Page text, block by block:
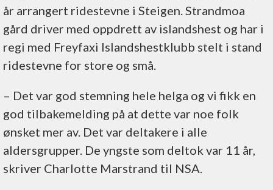
år arrangert ridestevne i Steigen. Strandmoa
gård driver med oppdrett av islandshest og har i
regi med Freyfaxi Islandshestklubb stelt i stand
ridestevne for store og små.
– Det var god stemning hele helga og vi fikk en
god tilbakemelding på at dette var noe folk
ønsket mer av. Det var deltakere i alle
aldersgrupper. De yngste som deltok var 11 år,
skriver Charlotte Marstrand til NSA.